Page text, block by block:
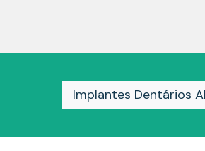
Implantes Dentários